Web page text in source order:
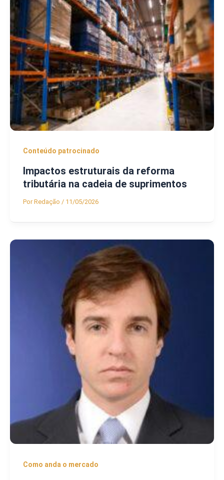
Conteúdo patrocinado
Impactos estruturais da reforma
tributária na cadeia de suprimentos
PorRedação / 11/05/2026
Como anda o mercado